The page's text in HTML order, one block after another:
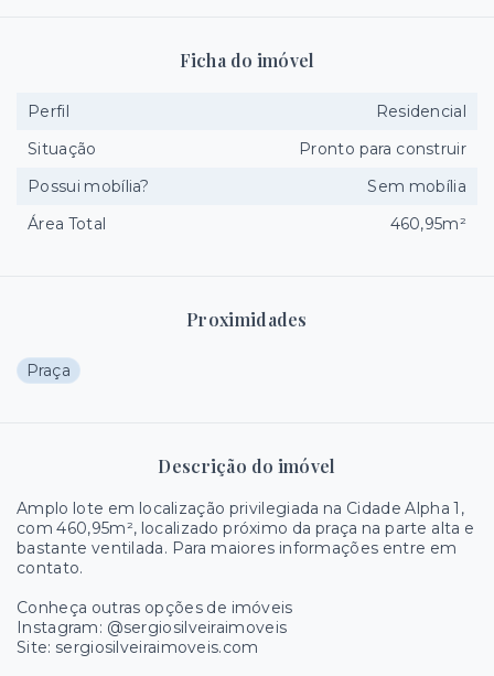
Proximidades
Praça
Descrição do imóvel
Amplo lote em localização privilegiada na Cidade Alpha 1,
com 460,95m², localizado próximo da praça na parte alta e
bastante ventilada. Para maiores informações entre em
contato.
Conheça outras opções de imóveis
Instagram: @sergiosilveiraimoveis
Site: sergiosilveiraimoveis.com
Ficha do imóvel
Perfil
Residencial
Situação
Pronto para construir
Possui mobília?
Sem mobília
Área Total
460,95m²